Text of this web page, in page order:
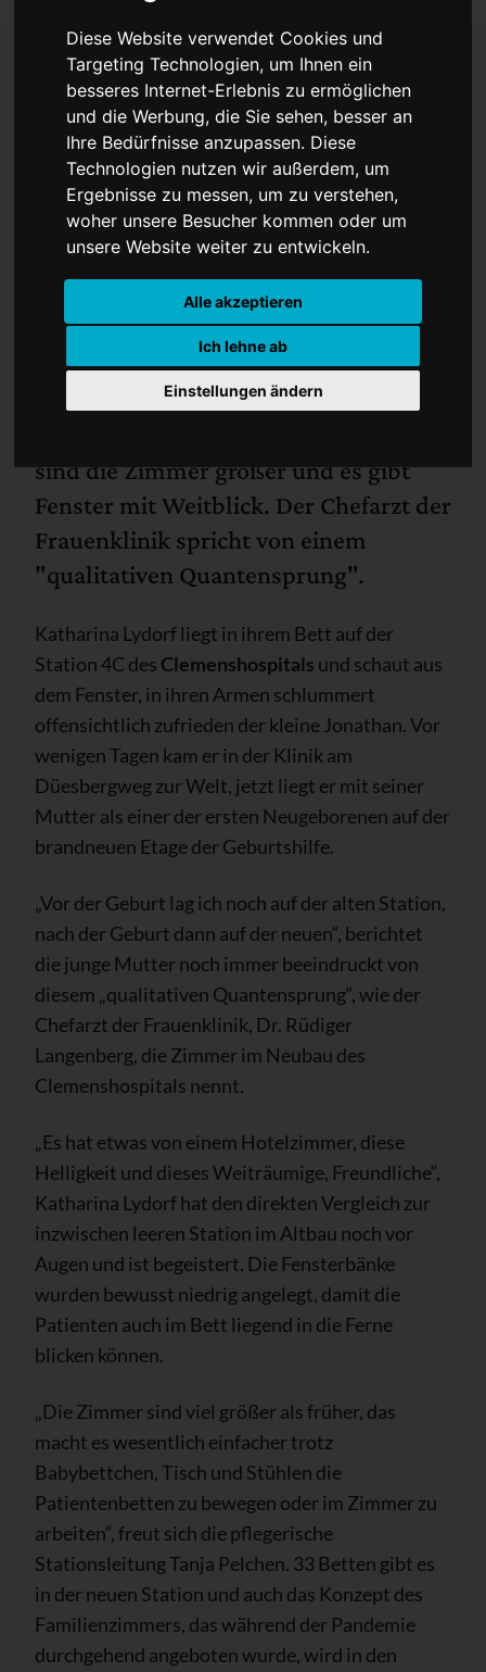
Diese Website verwendet Cookies und
Targeting Technologien, um Ihnen ein
besseres Internet-Erlebnis zu ermöglichen
und die Werbung, die Sie sehen, besser an
Ihre Bedürfnisse anzupassen. Diese
Technologien nutzen wir außerdem, um
Ergebnisse zu messen, um zu verstehen,
woher unsere Besucher kommen oder um
unsere Website weiter zu entwickeln.
Alle akzeptieren
Ich lehne ab
Einstellungen ändern
Klinik mit Weitblick
Die Geburtshilfe des Clemenshospitals
sind die Zimmer größer und es gibt
Fenster mit Weitblick. Der Chefarzt der
Frauenklinik spricht von einem
"qualitativen Quantensprung".
Katharina Lydorf liegt in ihrem Bett auf der
Station 4C des Clemenshospitals und schaut aus
dem Fenster, in ihren Armen schlummert
offensichtlich zufrieden der kleine Jonathan. Vor
wenigen Tagen kam er in der Klinik am
Düesbergweg zur Welt, jetzt liegt er mit seiner
Mutter als einer der ersten Neugeborenen auf der
brandneuen Etage der Geburtshilfe.
„Vor der Geburt lag ich noch auf der alten Station,
nach der Geburt dann auf der neuen“, berichtet
die junge Mutter noch immer beeindruckt von
diesem „qualitativen Quantensprung“, wie der
Chefarzt der Frauenklinik, Dr. Rüdiger
Langenberg, die Zimmer im Neubau des
Clemenshospitals nennt.
„Es hat etwas von einem Hotelzimmer, diese
Helligkeit und dieses Weiträumige, Freundliche“,
Katharina Lydorf hat den direkten Vergleich zur
inzwischen leeren Station im Altbau noch vor
Augen und ist begeistert. Die Fensterbänke
wurden bewusst niedrig angelegt, damit die
Patienten auch im Bett liegend in die Ferne
blicken können.
„Die Zimmer sind viel größer als früher, das
macht es wesentlich einfacher trotz
Babybettchen, Tisch und Stühlen die
Patientenbetten zu bewegen oder im Zimmer zu
arbeiten“, freut sich die pflegerische
Stationsleitung Tanja Pelchen. 33 Betten gibt es
in der neuen Station und auch das Konzept des
Familienzimmers, das während der Pandemie
durchgehend angeboten wurde, wird in den